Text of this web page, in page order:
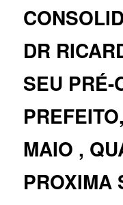
DR
SEU PRÉ-
MAIO ,
PROXIMA